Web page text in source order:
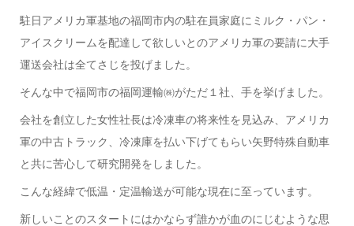
駐日アメリカ軍基地の福岡市内の駐在員家庭にミルク・パン・
アイスクリームを配達して欲しいとのアメリカ軍の要請に大手
運送会社は全てさじを投げました。
そんな中で福岡市の福岡運輸㈱がただ１社、手を挙げました。
会社を創立した女性社長は冷凍車の将来性を見込み、アメリカ
軍の中古トラック、冷凍庫を払い下げてもらい矢野特殊自動車
と共に苦心して研究開発をしました。
こんな経緯で低温・定温輸送が可能な現在に至っています。
新しいことのスタートにはかならず誰かが血のにじむような思